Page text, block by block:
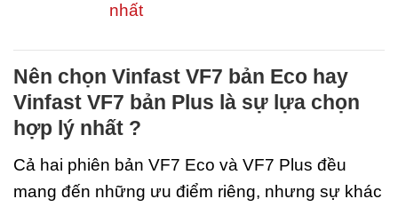
nhất
Nên chọn Vinfast VF7 bản Eco hay
Vinfast VF7 bản Plus là sự lựa chọn
hợp lý nhất ?
Cả hai phiên bản VF7 Eco và VF7 Plus đều
mang đến những ưu điểm riêng, nhưng sự khác